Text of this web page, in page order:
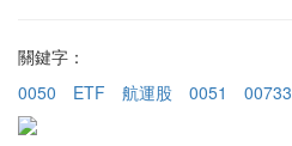
關鍵字：
0050
ETF 航運股 0051 00733